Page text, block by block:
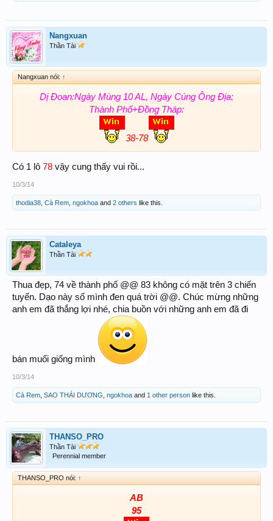
Nangxuan
Thần Tài
Nangxuan nói: ↑
Dị Đoan:Ngày Mùng 10 AL, Ngày Cúng Ông Địa:
Thành Phố+Đồng Tháp:
38-78
Có 1 lô 78 vậy cung thấy vui rồi...
10/3/14
thodia38 Cà Rem ngokhoa and 2 others like this.
Cataleya
Thần Tài
Thua đẹp, 74 về thành phố @@ 83 không có mặt trên 3 chiến
tuyến. Dạo này số mình đen quá trời @@. Chúc mừng những
anh em đã thắng lợi nhé, chia buồn với những anh em đã đi
bán muối giống mình
10/3/14
Cà Rem SAO THÁI DƯƠNG ngokhoa and 1 other person like this.
THANSO_PRO
Thần Tài
Perennial member
THANSO_PRO nói: ↑
AB
95